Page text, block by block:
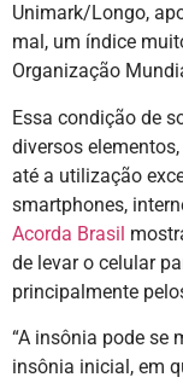
Unimark/Longo,
mal, um índice
Organização
Essa condição de
diversos
até a utilização
smartphones,
Acorda Brasil
de levar o celular
principalmente
“A insônia pode se
insônia inicial, em